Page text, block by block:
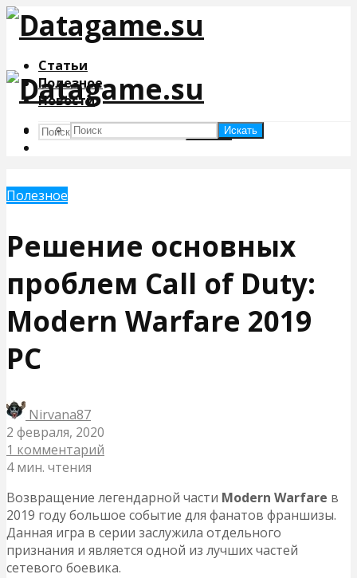
Статьи
Полезное
Новости
ИскатьИскать
Полезное
Решение основных
проблем Call of Duty:
Modern Warfare 2019
PC
Nirvana87
2 февраля, 2020
1 комментарий
4 мин. чтения
Возвращение легендарной части Modern Warfare в
2019 году большое событие для фанатов франшизы.
Данная игра в серии заслужила отдельного
признания и является одной из лучших частей
сетевого боевика.